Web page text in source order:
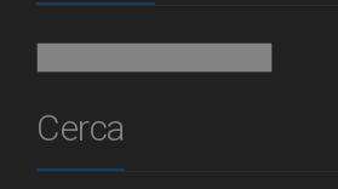
Cerca